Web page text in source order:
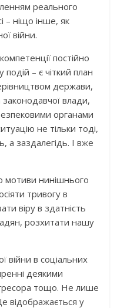
реального
– ніщо інше, як
війни.
постійно
подій – є чіткий план
держави,
влади,
органами
не тільки тоді,
а заздалегідь. І вже
мотиви нинішнього
тривогу в
віру в здатність
розхитати нашу
війни в соціальних
деякими
тощо. Не лише
відображається у